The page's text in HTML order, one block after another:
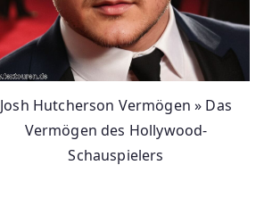
Josh Hutcherson Vermögen » Das
Vermögen des Hollywood-
Schauspielers